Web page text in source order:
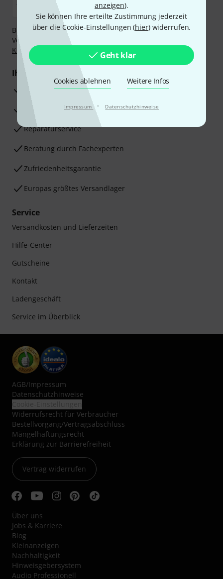
anzeigen).
Sie können Ihre erteilte Zustimmung jederzeit
über die Cookie-Einstellungen (hier) widerrufen.
Geht klar
Cookies ablehnen Weitere Infos
Impressum · Datenschutzhinweise
Bezahlen Sie vertraulich und sicher per Nachnahme,
Vorkasse, PayPal, Amazon Pay,
Klarna Ratenzahlung
oder Kreditkarte.
Ihre Vorteile
3 Jahre Thomann Garantie
30 Tage Money-Back-Garantie
Reparaturservice
Beratung durch Fachexperten
Zufriedenheitsgarantie
Europas größtes Versandlager
Service
Versandkosten und Lieferzeiten
Hilfe-Center
Gutscheine
Kontakt
Ladengeschäft
Service im Überblick
AGB/Impressum
Datenschutzhinweise
Widerrufsrecht für Verbraucher
Bestellvorgang/Vertragsabschluss
Mängelhaftungsrecht
Erklärung zur Barrierefreiheit
Vertrag widerrufen
Über uns
Jobs & Karriere
Blog
Kleinanzeigen
Nachhaltigkeit
Hinweisgebersystem
Audio Professionell